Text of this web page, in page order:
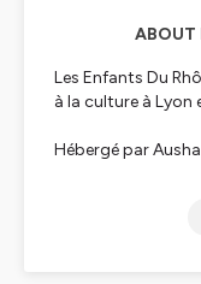
ABOUT
Les Enfants Du
à la culture à Lyon
Hébergé par